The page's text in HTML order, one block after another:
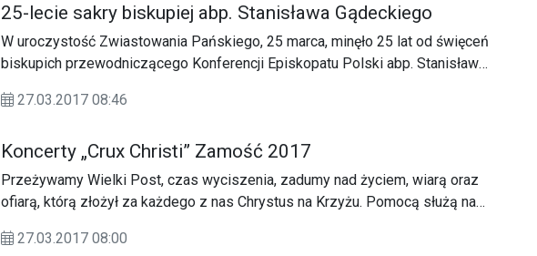
25-lecie sakry biskupiej abp. Stanisława Gądeckiego
W uroczystość Zwiastowania Pańskiego, 25 marca, minęło 25 lat od święceń
biskupich przewodniczącego Konferencji Episkopatu Polski abp. Stanisława
posługi.
27.03.2017 08:46
Koncerty „Crux Christi” Zamość 2017
Przeżywamy Wielki Post, czas wyciszenia, zadumy nad życiem, wiarą oraz
ofiarą, którą złożył za każdego z nas Chrystus na Krzyżu. Pomocą służą nam
okresu.
27.03.2017 08:00